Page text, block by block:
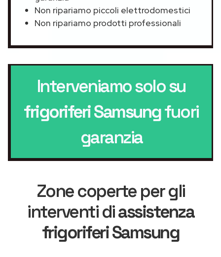
Non ripariamo piccoli elettrodomestici
Non ripariamo prodotti professionali
Interveniamo solo su
frigoriferi Samsungfuori
garanzia
Zone coperte per gli
interventi diassistenza
frigoriferi Samsung